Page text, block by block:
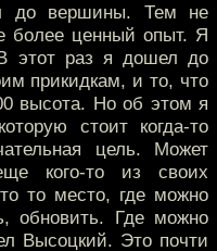
до вершины. Тем не
более ценный опыт. Я
этот раз я дошел до
прикидкам, и то, что
высота. Но об этом я
стоит когда-то
цель. Может
кого-то из своих
то место, где можно
обновить. Где можно
Высоцкий. Это почти